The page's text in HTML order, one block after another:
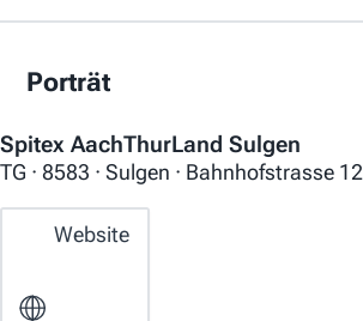
Porträt
Spitex AachThurLand Sulgen
TG · 8583 · Sulgen · Bahnhofstrasse 12
Website